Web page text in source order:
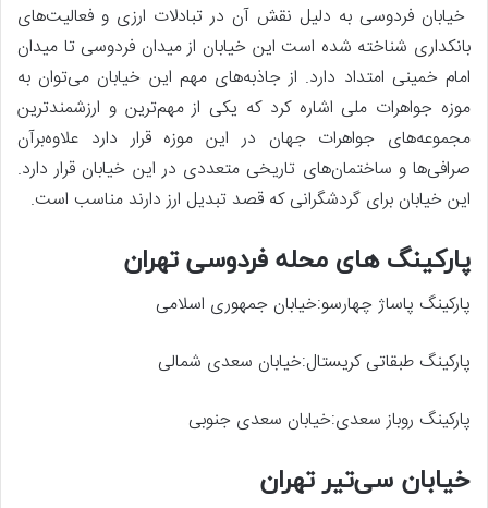
خیابان فردوسی به دلیل نقش آن در تبادلات ارزی و فعالیت‌های
بانکداری شناخته شده است این خیابان از میدان فردوسی تا میدان
امام خمینی امتداد دارد. از جاذبه‌های مهم این خیابان می‌توان به
موزه جواهرات ملی اشاره کرد که یکی از مهم‌ترین و ارزشمندترین
مجموعه‌های جواهرات جهان در این موزه قرار دارد علاوه‌برآن
صرافی‌ها و ساختمان‌های تاریخی متعددی در این خیابان قرار دارد.
این خیابان برای گردشگرانی که قصد تبدیل ارز دارند مناسب است.
پارکینگ های محله فردوسی تهران
پارکینگ پاساژ چهارسو:خیابان جمهوری اسلامی
پارکینگ طبقاتی کریستال:خیابان سعدی شمالی
پارکینگ روباز سعدی:خیابان سعدی جنوبی
خیابان سی‌تیر تهران